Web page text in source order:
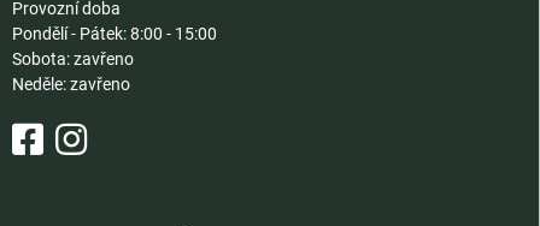
Provozní doba
Pondělí - Pátek: 8:00 - 15:00
Sobota: zavřeno
Neděle: zavřeno